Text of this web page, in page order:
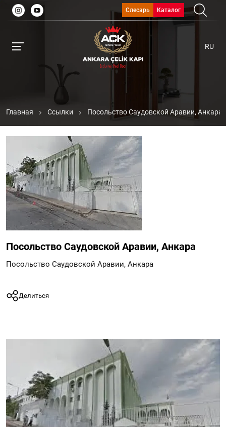
Слесарь Каталог
RU
Главная Ссылки Посольство Саудовской Аравии, Анкара
Посольство Саудовской Аравии, Анкара
Посольство Саудовской Аравии, Анкара
Делиться